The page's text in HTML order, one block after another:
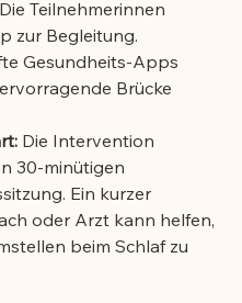
Die Teilnehmerinnen
zur Begleitung.
Gesundheits-Apps
Brücke
Die Intervention
30-minütigen
Ein kurzer
oder Arzt kann helfen,
beim Schlaf zu